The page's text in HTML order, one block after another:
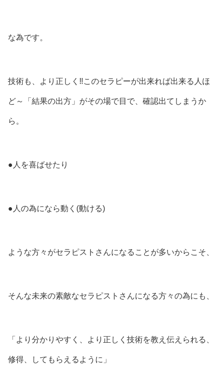
な為です。
技術も、より正しく‼このセラピーが出来れば出来る人ほ
ど～「結果の出方」がその場で目で、確認出てしまうか
ら。
●人を喜ばせたり
●人の為になら動く(動ける)
ような方々がセラピストさんになることが多いからこそ、
そんな未来の素敵なセラピストさんになる方々の為にも、
「より分かりやすく、より正しく技術を教え伝えられる、
修得、してもらえるように」